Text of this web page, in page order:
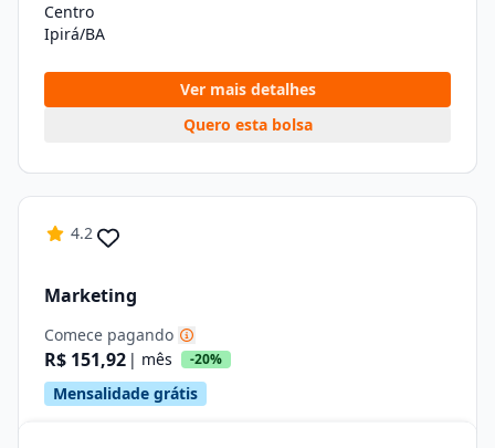
Centro
Ipirá/BA
Ver mais detalhes
Quero esta bolsa
4.2
Marketing
Comece pagando
R$ 151,92 | mês -20%
Mensalidade grátis